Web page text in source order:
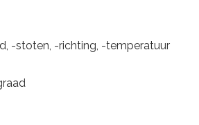
-stoten, -richting, -temperatuur